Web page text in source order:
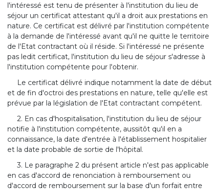
l'intéressé est tenu de présenter à l'institution du lieu de
séjour un certificat attestant qu'il a droit aux prestations en
nature. Ce certificat est délivré par l'institution compétente
à la demande de l'intéressé avant qu'il ne quitte le territoire
de l'Etat contractant où il réside. Si l'intéressé ne présente
pas ledit certificat, l'institution du lieu de séjour s'adresse à
l'institution compétente pour l'obtenir.
Le certificat délivré indique notamment la date de début
et de fin d'octroi des prestations en nature, telle qu'elle est
prévue par la législation de l'Etat contractant compétent.
2. En cas d'hospitalisation, l'institution du lieu de séjour
notifie à l'institution compétente, aussitôt qu'il en a
connaissance, la date d'entrée à l'établissement hospitalier
et la date probable de sortie de l'hôpital.
3. Le paragraphe 2 du présent article n'est pas applicable
en cas d'accord de renonciation à remboursement ou
d'accord de remboursement sur la base d'un forfait entre